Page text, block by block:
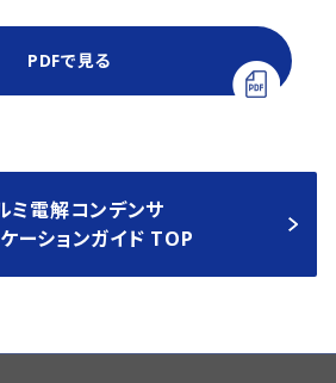
PDFで見る
ミ電解コンデンサ
ーションガイド TOP